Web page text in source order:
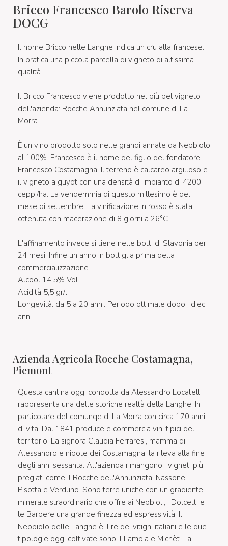
Bricco Francesco Barolo Riserva
DOCG
Il nome Bricco nelle Langhe indica un cru alla francese.
In pratica una piccola parcella di vigneto di altissima
qualità.
Il Bricco Francesco viene prodotto nel più bel vigneto
dell'azienda: Rocche Annunziata nel comune di La
Morra.
È un vino prodotto solo nelle grandi annate da Nebbiolo
al 100%. Francesco è il nome del figlio del fondatore
Francesco Costamagna. Il terreno è calcareo argilloso e
il vigneto a guyot con una densità di impianto di 4200
ceppi/ha. La vendemmia di questo millesimo è del
mese di settembre. La vinificazione in rosso è stata
ottenuta con macerazione di 8 giorni a 26°C.
L'affinamento invece si tiene nelle botti di Slavonia per
24 mesi. Infine un anno in bottiglia prima della
commercializzazione.
Alcool 14,5% Vol.
Acidità 5,5 gr/l
Longevità: da 5 a 20 anni. Periodo ottimale dopo i dieci
anni.
Azienda Agricola Rocche Costamagna,
Piemont
Questa cantina oggi condotta da Alessandro Locatelli
rappresenta una delle storiche realtà della Langhe. In
particolare del comunqe di La Morra con circa 170 anni
di vita. Dal 1841 produce e commercia vini tipici del
territorio. La signora Claudia Ferraresi, mamma di
Alessandro e nipote dei Costamagna, la rileva alla fine
degli anni sessanta. All'azienda rimangono i vigneti più
pregiati come il Rocche dell'Annunziata, Nassone,
Pisotta e Verduno. Sono terre uniche con un gradiente
minerale straordinario che offre ai Nebbioli, i Dolcetti e
le Barbere una grande finezza ed espressività. Il
Nebbiolo delle Langhe è il re dei vitigni italiani e le due
tipologie oggi coltivate sono il Lampia e Michèt. La